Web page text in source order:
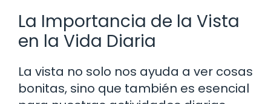
La Importancia de la Vista
en la Vida Diaria
La vista no solo nos ayuda a ver cosas
bonitas, sino que también es esencial